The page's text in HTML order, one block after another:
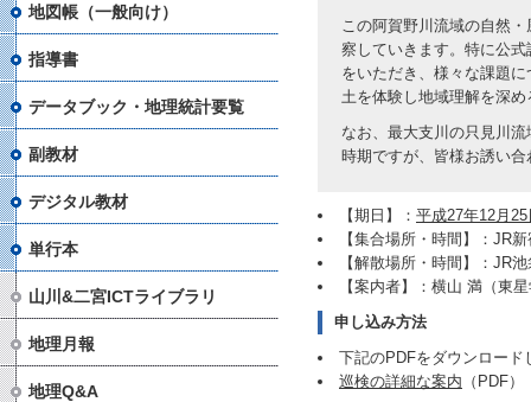
この阿賀野川流域の自然
察していきます。特に公
をいただき、様々な課題
土を体験し地域理解を深
なお、最大支川の只見川
時期ですが、皆様お誘い
【期日】： 平成27年12月
【集合場所・時間】：JR
【解散場所・時間】：JR
【案内者】：横山 満（東
申し込み方法
下記のPDFをダウンロー
巡検の詳細な案内 （PDF）
地図帳（一般向け）
指導書
データブック・地理統計要覧
副教材
デジタル教材
単行本
山川&二宮ICTライブラリ
地理月報
地理Q&A